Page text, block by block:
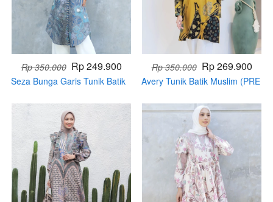
Rp 350.000 Rp 249.900
Seza Bunga Garis Tunik Batik
Rp 350.000 Rp 269.900
Avery Tunik Batik Muslim (PRE